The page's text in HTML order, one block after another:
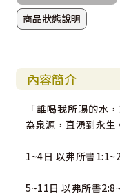
商品狀態說明
內容簡介
「誰喝我所賜的水
為泉源，直湧到永
1~4日 以弗所書
5~11日 以弗所書